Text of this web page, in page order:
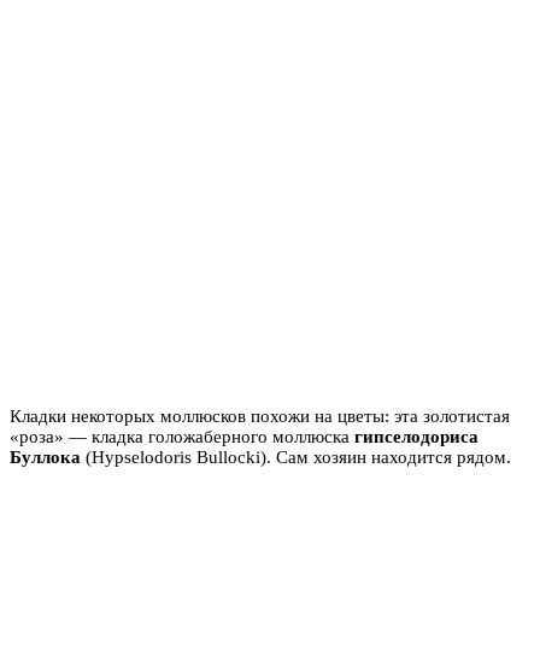
Кладки некоторых моллюсков похожи на цветы: эта золотистая
«роза» — кладка голожаберного моллюска гипселодориса
Буллока (Hypselodoris Bullocki). Сам хозяин находится рядом.